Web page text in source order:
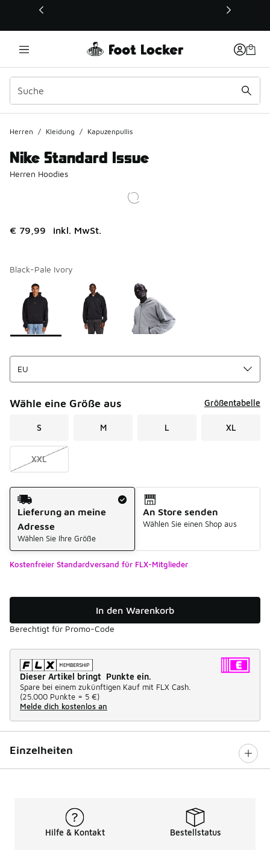
Dieser Link öffnet sich in einem neuen Fenster
Herren / Kleidung / Kapuzenpullis
Nike Standard Issue
Herren Hoodies
€ 79,99 inkl. MwSt.
Black-Pale Ivory
Seite 1 von 1 zeigt die Farben 1 bis 3 von 3 an.
Bitte wählen Sie einen Stil aus*
Wähle eine Größe aus Größentabelle
S M L XL
XXL
Versandart
Lieferung an meine
Adresse
Wählen Sie Ihre Größe
An Store senden
Wählen Sie einen Shop aus
Kostenfreier Standardversand für FLX-Mitglieder
In den Warenkorb
Berechtigt für Promo-Code
Dieser Artikel bringt Punkte ein.
Spare bei einem zukünftigen Kauf mit FLX Cash.
(25.000 Punkte = 5 €)
Melde dich kostenlos an
Einzelheiten
Hilfe & Kontakt Bestellstatus